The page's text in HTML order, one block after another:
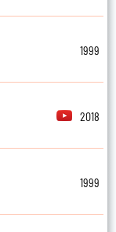
1999
2018
1999